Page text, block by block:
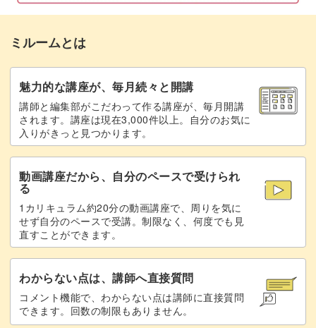
アクセントや強弱をつけてレベルアップ
一通り弾けるようになったら、楽譜に書いてある繰り返し
記号や強弱記号について、分かりやすくご説明します。
曲に豊かな表情をつける、大切な知識を学ぶことができま
すよ◎
音や手順を多少間違えても大丈夫。
「あ、間違えた！」と止まってしまうかもしれませんが、
たまには止まらずに一曲通して練習してみてくださいね。
ミルームとは
魅力的な講座が、毎月続々と開講
講師と編集部がこだわって作る講座が、毎月開講
されます。講座は現在3,000件以上。自分のお気に
入りがきっと見つかります。
動画講座だから、自分のペースで受けられ
る
1カリキュラム約20分の動画講座で、周りを気に
せず自分のペースで受講。制限なく、何度でも見
直すことができます。
わからない点は、講師へ直接質問
コメント機能で、わからない点は講師に直接質問
できます。回数の制限もありません。